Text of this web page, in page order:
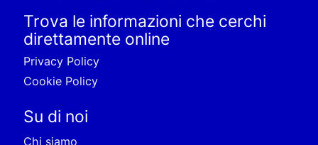
Trova le informazioni che cerchi
direttamente online
Privacy Policy
Cookie Policy
Su di noi
Chi siamo